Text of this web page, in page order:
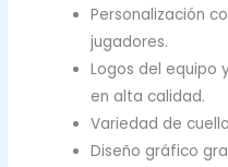
Personalización
jugadores.
Logos del equipo
en alta calidad.
Variedad de
Diseño gráfico